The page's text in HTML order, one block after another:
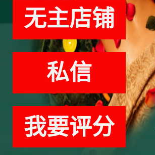
无主店铺
私信
我要评分